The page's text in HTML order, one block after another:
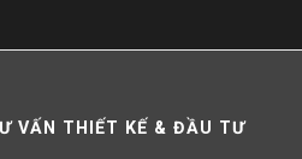
VẤN THIẾT KẾ & ĐẦU TƯ